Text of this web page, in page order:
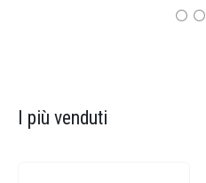
I più venduti